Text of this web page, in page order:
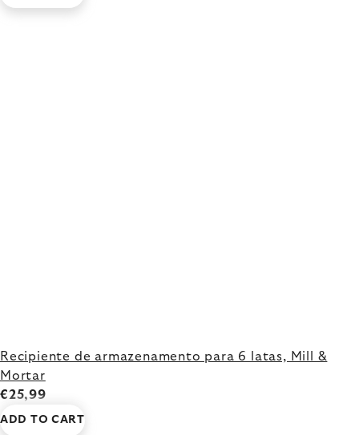
Recipiente de armazenamento para 6 latas, Mill &
Mortar
€25,99
ADD TO CART